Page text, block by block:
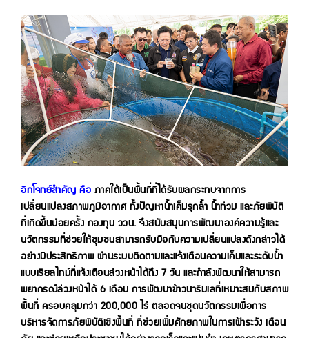
อีกโจทย์สำคัญ คือ ภาคใต้เป็นพื้นที่ที่ได้รับผลกระทบจากการ
เปลี่ยนแปลงสภาพภูมิอากาศ ทั้งปัญหาน้ำเค็มรุกล้ำ น้ำท่วม และภัยพิบัติ
ที่เกิดขึ้นบ่อยครั้ง กองทุน ววน. จึงสนับสนุนการพัฒนาองค์ความรู้และ
นวัตกรรมที่ช่วยให้ชุมชนสามารถรับมือกับความเปลี่ยนแปลงดังกล่าวได้
อย่างมีประสิทธิภาพ ผ่านระบบติดตามและแจ้งเตือนความเค็มและระดับน้ำ
แบบเรียลไทม์ที่แจ้งเตือนล่วงหน้าได้ถึง 7 วัน และกำลังพัฒนาให้สามารถ
พยากรณ์ล่วงหน้าได้ 6 เดือน การพัฒนาข้าวนาริมเลที่เหมาะสมกับสภาพ
พื้นที่ ครอบคลุมกว่า 200,000 ไร่ ตลอดจนชุดนวัตกรรมเพื่อการ
บริหารจัดการภัยพิบัติเชิงพื้นที่ ที่ช่วยเพิ่มศักยภาพในการเฝ้าระวัง เตือน